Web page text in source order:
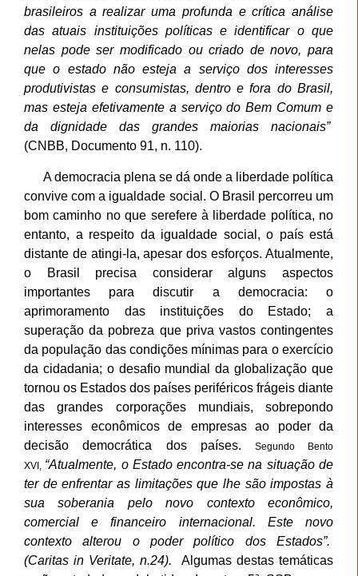
brasileiros a realizar uma profunda e crítica análise
das atuais instituições políticas e identificar o que
nelas pode ser modificado ou criado de novo, para
que o estado não esteja a serviço dos interesses
produtivistas e consumistas, dentro e fora do Brasil,
mas esteja efetivamente a serviço do Bem Comum e
da dignidade das grandes maiorias nacionais”
(CNBB, Documento 91, n. 110).
A democracia plena se dá onde a liberdade política
convive com a igualdade social. O Brasil percorreu um
bom caminho no que serefere à liberdade política, no
entanto, a respeito da igualdade social, o país está
distante de atingi-la, apesar dos esforços. Atualmente,
o Brasil precisa considerar alguns aspectos
importantes para discutir a democracia: o
aprimoramento das instituições do Estado; a
superaçãoda pobreza que priva vastos contingentes
da população das condições mínimas para o exercício
da cidadania; o desafio mundial da globalização que
tornou os Estados dos países periféricos frágeis diante
das grandes corporações mundiais, sobrepondo
interesses econômicos de empresas ao poder da
decisão democrática dos países.
Segundo Bento
XVI, “Atualmente, o Estado encontra-se na situação de
ter de enfrentar as limitações que lhe são impostas à
sua soberania pelo novo contexto econômico,
comercial e financeiro internacional. Este novo
contexto alterou o poder político dos Estados”.
(Caritas in Veritate, n.24).
Algumas destas temáticas